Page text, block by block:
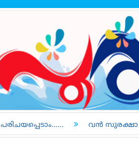
വൻ സുരക്ഷാ വീഴ്ച: ട്രംപിന്റെ